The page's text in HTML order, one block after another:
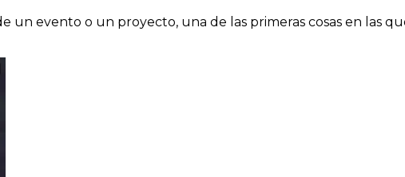
un evento o un proyecto, una de las primeras cosas en las